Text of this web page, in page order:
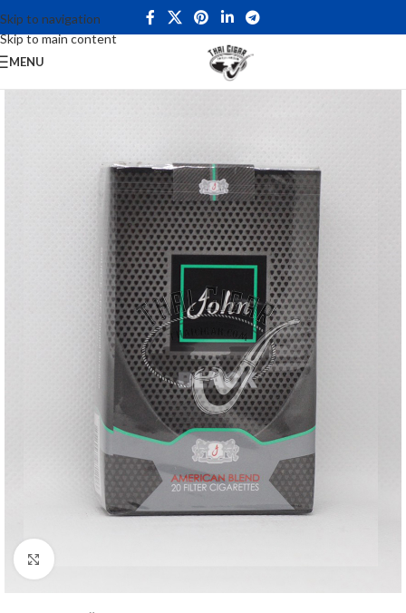
Skip to navigation
Skip to main content
MENU